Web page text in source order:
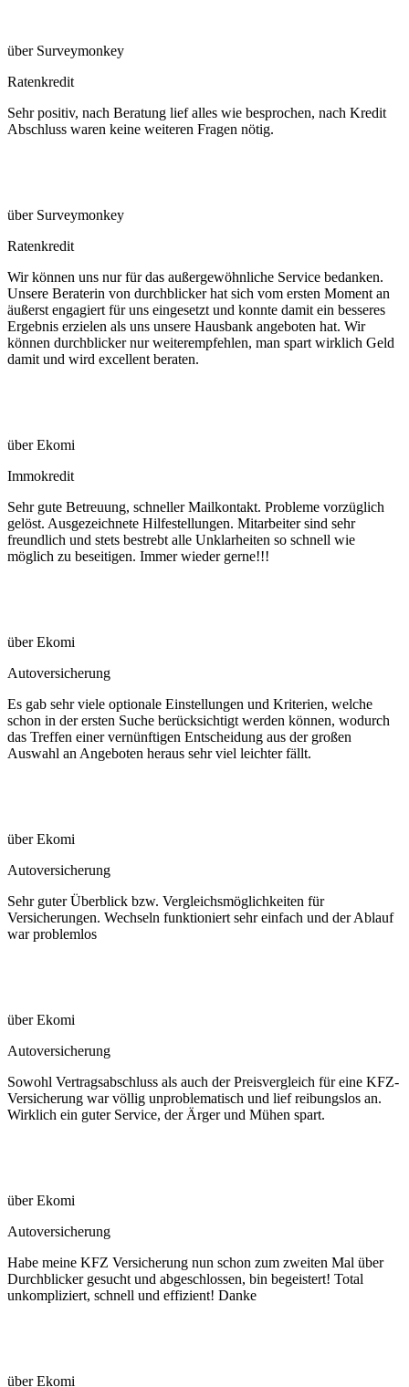
über Surveymonkey
Ratenkredit
Sehr positiv, nach Beratung lief alles wie besprochen, nach Kredit
Abschluss waren keine weiteren Fragen nötig.
über Surveymonkey
Ratenkredit
Wir können uns nur für das außergewöhnliche Service bedanken.
Unsere Beraterin von durchblicker hat sich vom ersten Moment an
äußerst engagiert für uns eingesetzt und konnte damit ein besseres
Ergebnis erzielen als uns unsere Hausbank angeboten hat. Wir
können durchblicker nur weiterempfehlen, man spart wirklich Geld
damit und wird excellent beraten.
über Ekomi
Immokredit
Sehr gute Betreuung, schneller Mailkontakt. Probleme vorzüglich
gelöst. Ausgezeichnete Hilfestellungen. Mitarbeiter sind sehr
freundlich und stets bestrebt alle Unklarheiten so schnell wie
möglich zu beseitigen. Immer wieder gerne!!!
über Ekomi
Autoversicherung
Es gab sehr viele optionale Einstellungen und Kriterien, welche
schon in der ersten Suche berücksichtigt werden können, wodurch
das Treffen einer vernünftigen Entscheidung aus der großen
Auswahl an Angeboten heraus sehr viel leichter fällt.
über Ekomi
Autoversicherung
Sehr guter Überblick bzw. Vergleichsmöglichkeiten für
Versicherungen. Wechseln funktioniert sehr einfach und der Ablauf
war problemlos
über Ekomi
Autoversicherung
Sowohl Vertragsabschluss als auch der Preisvergleich für eine KFZ-
Versicherung war völlig unproblematisch und lief reibungslos an.
Wirklich ein guter Service, der Ärger und Mühen spart.
über Ekomi
Autoversicherung
Habe meine KFZ Versicherung nun schon zum zweiten Mal über
Durchblicker gesucht und abgeschlossen, bin begeistert! Total
unkompliziert, schnell und effizient! Danke
über Ekomi